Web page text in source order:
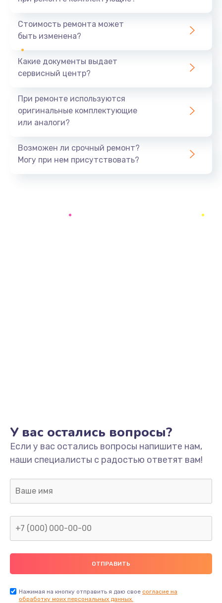
1500 руб.
Ремонт цепи питания
Ремонт блока питания
Заказать
Прошивка блока управления
1000 руб.
Заказать
Замена разъемов
750 руб.
Заказать
Стоимость ремонта может
быть изменена?
Какие документы выдает
сервисный центр?
При ремонте используются
оригинальные комплектующие
или аналоги?
Возможен ли срочный ремонт?
Могу при нем присутствовать?
У вас остались вопросы?
Если у вас остались вопросы напишите нам,
наши специалисты с радостью ответят вам!
Нажимая на кнопку отправить я даю свое согласие на
обработку моих персональных данных.